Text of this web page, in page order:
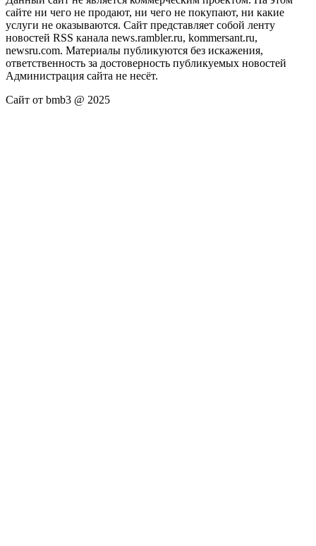
сайте ни чего не продают, ни чего не покупают, ни какие
услуги не оказываются. Сайт представляет собой ленту
новостей RSS канала news.rambler.ru, kommersant.ru,
newsru.com. Материалы публикуются без искажения,
ответственность за достоверность публикуемых новостей
Администрация сайта не несёт.
Сайт от bmb3 @ 2025